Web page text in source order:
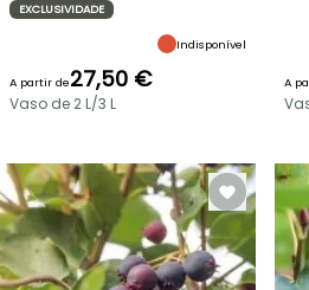
EXCLUSIVIDADE
Indisponível
A partir de27,50 €
Vaso de 2 L/3 L
A